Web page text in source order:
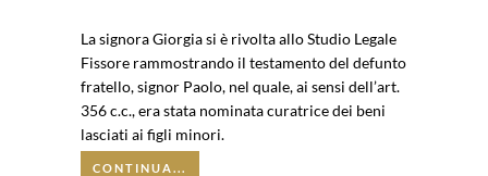
La signora Giorgia si è rivolta allo Studio Legale
Fissore rammostrando il testamento del defunto
fratello, signor Paolo, nel quale, ai sensi dell’art.
356 c.c., era stata nominata curatrice dei beni
lasciati ai figli minori.
CONTINUA...